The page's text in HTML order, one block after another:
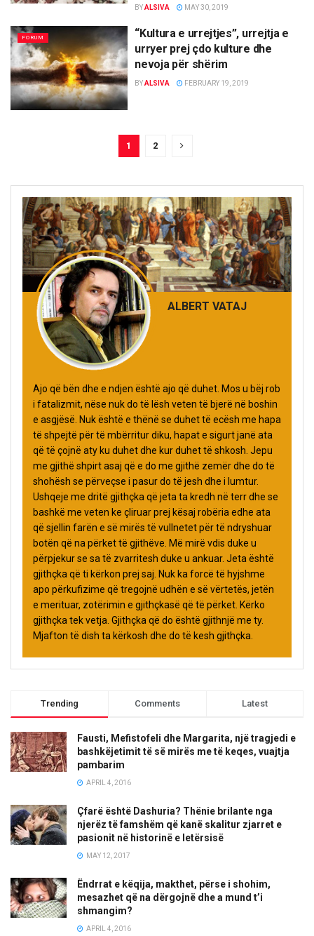
BYALSIVA MAY 30, 2019
FORUM
“Kultura e urrejtjes”, urrejtja e
urryer prej çdo kulture dhe
nevoja për shërim
BYALSIVA FEBRUARY 19, 2019
1 2
ALBERT VATAJ
Ajo që bën dhe e ndjen është ajo që duhet. Mos u bëj rob
i fatalizmit, nëse nuk do të lësh veten të bjerë në boshin
e asgjësë. Nuk është e thënë se duhet të ecësh me hapa
të shpejtë për të mbërritur diku, hapat e sigurt janë ata
që të çojnë aty ku duhet dhe kur duhet të shkosh. Jepu
me gjithë shpirt asaj që e do me gjithë zemër dhe do të
shohësh se përveçse i pasur do të jesh dhe i lumtur.
Ushqeje me dritë gjithçka që jeta ta kredh në terr dhe se
bashkë me veten ke çliruar prej kësaj robëria edhe ata
që sjellin farën e së mirës të vullnetet për të ndryshuar
botën që na përket të gjithëve. Më mirë vdis duke u
përpjekur se sa të zvarritesh duke u ankuar. Jeta është
gjithçka që ti kërkon prej saj. Nuk ka forcë të hyjshme
apo përkufizime që tregojnë udhën e së vërtetës, jetën
e merituar, zotërimin e gjithçkasë që të përket. Kërko
gjithçka tek vetja. Gjithçka që do është gjithnjë me ty.
Mjafton të dish ta kërkosh dhe do të kesh gjithçka.
Trending Comments Latest
Fausti, Mefistofeli dhe Margarita, një tragjedi e
bashkëjetimit të së mirës me të keqes, vuajtja
pambarim
APRIL 4, 2016
Çfarë është Dashuria? Thënie brilante nga
njerëz të famshëm që kanë skalitur zjarret e
pasionit në historinë e letërsisë
MAY 12, 2017
Ëndrrat e këqija, makthet, përse i shohim,
mesazhet që na dërgojnë dhe a mund t’i
shmangim?
APRIL 4, 2016